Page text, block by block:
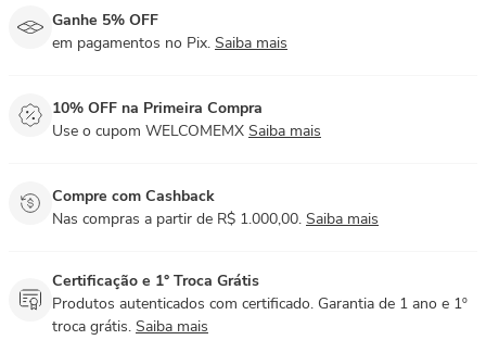
Ganhe 5% OFF
em pagamentos no Pix. Saiba mais
10% OFF na Primeira Compra
Use o cupom WELCOMEMX Saiba mais
Compre com Cashback
Nas compras a partir de R$ 1.000,00. Saiba mais
Certificação e 1° Troca Grátis
Produtos autenticados com certificado. Garantia de 1 ano e 1º
troca grátis. Saiba mais